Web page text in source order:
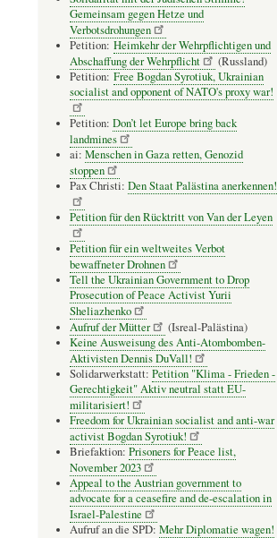
Gemeinsam gegen Hetze und
Verbotsdrohungen
Petition: Heimkehr der Wehrpflichtigen und
Abschaffung der Wehrpflicht
(Russland)
Petition: Free Bogdan Syrotiuk, Ukrainian
socialist and opponent of NATO's proxy war!
Petition: Don’t let Europe bring back
landmines
ai: Menschen in Gaza retten, Genozid
stoppen
Pax Christi: Den Staat Palästina anerkennen!
Petition für den Rücktritt von Van der Leyen
Petition für ein weltweites Verbot
bewaffneter Drohnen
Tell the Ukrainian Government to Drop
Prosecution of Peace Activist Yurii
Sheliazhenko
Aufruf der Mütter
(Isreal-Palästina)
Keine Ausweisung des Anti-Atombomben-
Aktivisten Dennis DuVall!
Solidarwerkstatt: Petition "Klima - Frieden -
Gerechtigkeit" Aktiv neutral statt EU-
militarisiert!
Freedom for Ukrainian socialist and anti-war
activist Bogdan Syrotiuk!
Briefaktion: Prisoners for Peace list,
November 2023
Appeal to the Austrian government to
advocate for a ceasefire and de-escalation in
Israel-Palestine
Aufruf an die SPD: Mehr Diplomatie wagen!